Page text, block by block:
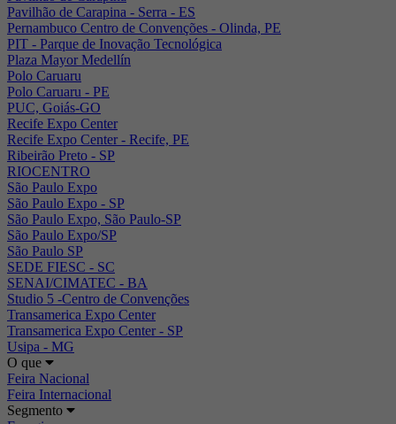
Pavilhão de Carapina - Serra - ES
Pernambuco Centro de Convenções - Olinda, PE
PIT - Parque de Inovação Tecnológica
Plaza Mayor Medellín
Polo Caruaru
Polo Caruaru - PE
PUC, Goiás-GO
Recife Expo Center
Recife Expo Center - Recife, PE
Ribeirão Preto - SP
RIOCENTRO
São Paulo Expo
São Paulo Expo - SP
São Paulo Expo, São Paulo-SP
São Paulo Expo/SP
São Paulo SP
SEDE FIESC - SC
SENAI/CIMATEC - BA
Studio 5 -Centro de Convenções
Transamerica Expo Center
Transamerica Expo Center - SP
Usipa - MG
O que
Feira Nacional
Feira Internacional
Segmento